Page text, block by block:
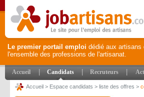
Le premier portail emploi dédié aux artisans
l'ensemble des professions de l'artisanat.
Accueil Candidats Recruteurs
Accueil > Espace candidats > liste des offres >